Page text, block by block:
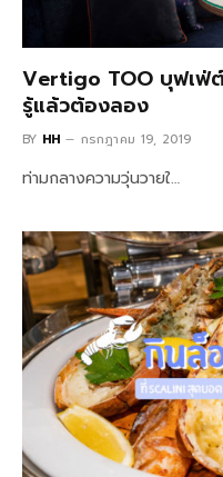
Vertigo TOO บุฟเฟ่
รู้แล้วต้องลอง
BY HH กรกฎาคม 19, 2019
ท่ามกลางความวุ่นวายใ…